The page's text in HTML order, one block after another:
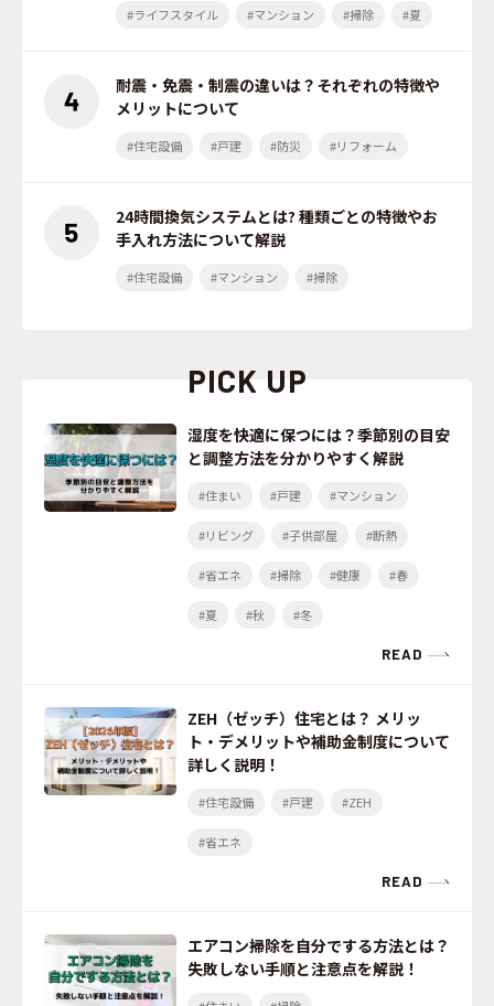
#ライフスタイル #マンション #掃除 #夏
耐震・免震・制震の違いは？それぞれの特徴や
メリットについて
#住宅設備 #戸建 #防災 #リフォーム
24時間換気システムとは? 種類ごとの特徴やお
手入れ方法について解説
#住宅設備 #マンション #掃除
PICK UP
湿度を快適に保つには？季節別の目安
と調整方法を分かりやすく解説
#住まい #戸建 #マンション
#リビング #子供部屋 #断熱
#省エネ #掃除 #健康 #春
#夏 #秋 #冬
READ
ZEH（ゼッチ）住宅とは？ メリッ
ト・デメリットや補助金制度について
詳しく説明！
#住宅設備 #戸建 #ZEH
#省エネ
READ
エアコン掃除を自分でする方法とは？
失敗しない手順と注意点を解説！